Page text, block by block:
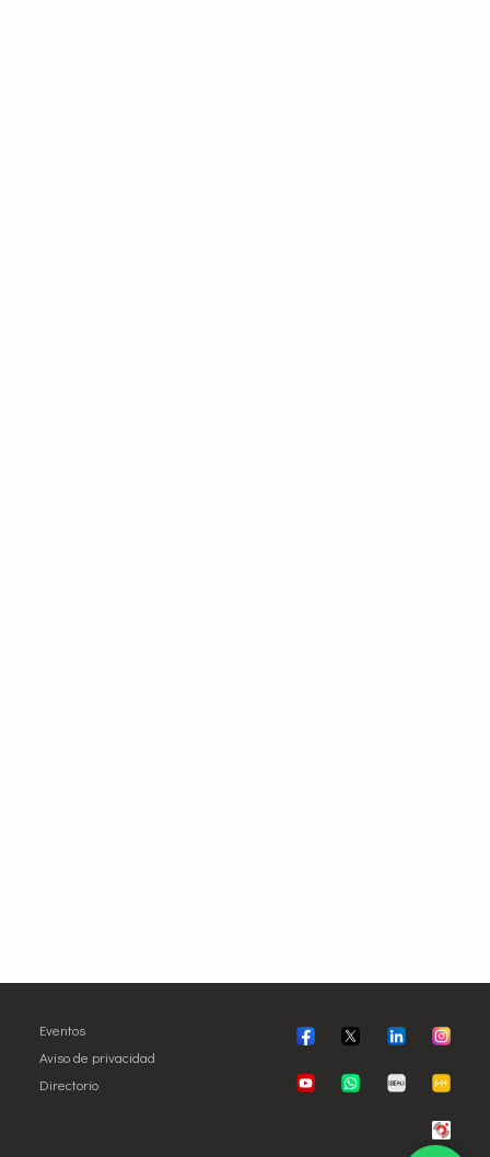
Eventos
Aviso de privacidad
Directorio